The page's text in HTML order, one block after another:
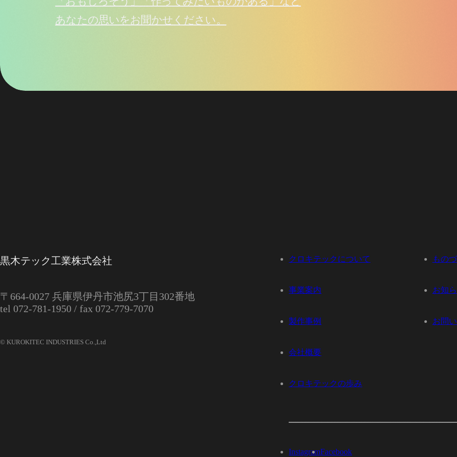
あなたの思いをお聞かせください。
黒木テック工業株式会社
〒664‑0027 兵庫県伊丹市池尻3丁目302番地
tel 072-781-1950 / fax 072-779-7070
© KUROKITEC INDUSTRIES Co.,Ltd
クロキテックについて
事業案内
製作事例
会社概要
クロキテックの歩み
もの
お知
お問
InstagramFacebook